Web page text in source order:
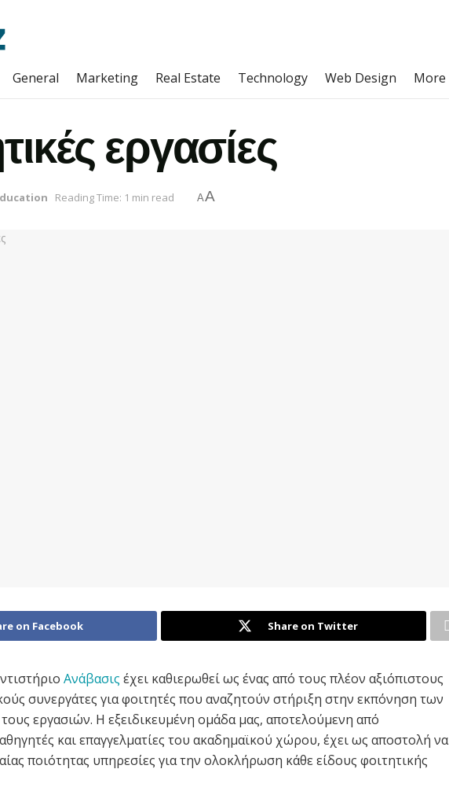
General Marketing Real Estate Technology Web Design More
εργασίες
Reading Time: 1 min read AA
on Facebook Share on Twitter
Ανάβασις έχει καθιερωθεί ως ένας από τους πλέον αξιόπιστους
συνεργάτες για φοιτητές που αναζητούν στήριξη στην εκπόνηση των
εργασιών. Η εξειδικευμένη ομάδα μας, αποτελούμενη από
και επαγγελματίες του ακαδημαϊκού χώρου, έχει ως αποστολή να
ποιότητας υπηρεσίες για την ολοκλήρωση κάθε είδους φοιτητικής